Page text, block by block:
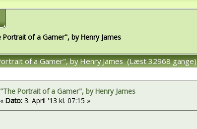
Portrait of a Gamer", by Henry James
of a Gamer", by Henry James (Læst 32968 gange)
"The Portrait of a Gamer", by Henry James
« Dato:3. April '13 kl. 07:15 »